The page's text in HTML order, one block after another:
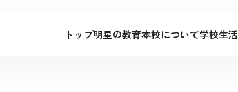
トップ明星の教育本校について学校生活